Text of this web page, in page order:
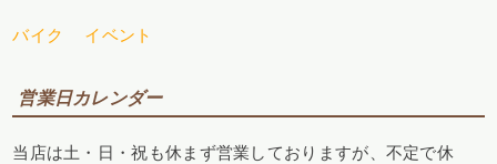
バイク イベント
営業日カレンダー
当店は土・日・祝も休まず営業しておりますが、不定で休